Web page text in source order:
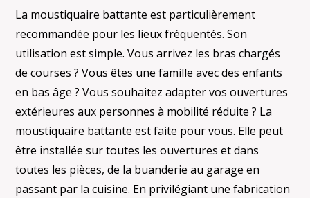
La moustiquaire battante est particulièrement
recommandée pour les lieux fréquentés. Son
utilisation est simple. Vous arrivez les bras chargés
de courses ? Vous êtes une famille avec des enfants
en bas âge ? Vous souhaitez adapter vos ouvertures
extérieures aux personnes à mobilité réduite ? La
moustiquaire battante est faite pour vous. Elle peut
être installée sur toutes les ouvertures et dans
toutes les pièces, de la buanderie au garage en
passant par la cuisine. En privilégiant une fabrication